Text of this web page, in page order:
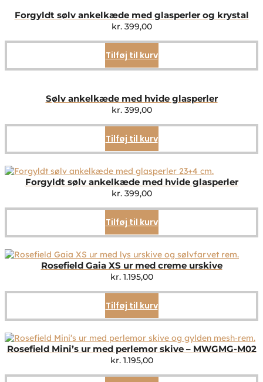
Forgyldt sølv ankelkæde med glasperler og krystal
kr.399,00
Tilføj til kurv
Sølv ankelkæde med hvide glasperler
kr.399,00
Tilføj til kurv
Forgyldt sølv ankelkæde med hvide glasperler
kr.399,00
Tilføj til kurv
Rosefield Gaia XS ur med creme urskive
kr.1.195,00
Tilføj til kurv
Rosefield Mini’s ur med perlemor skive – MWGMG-M02
kr.1.195,00